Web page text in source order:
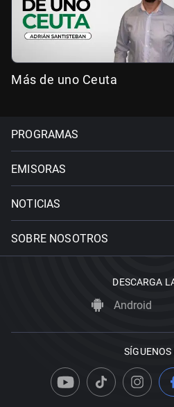
Más de uno Ceuta
PROGRAMAS
EMISORAS
NOTICIAS
SOBRE NOSOTROS
DESCARGA
Android
SÍGUENOS